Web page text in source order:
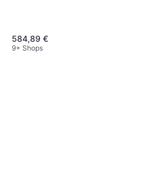
584,89 €
9+ Shops